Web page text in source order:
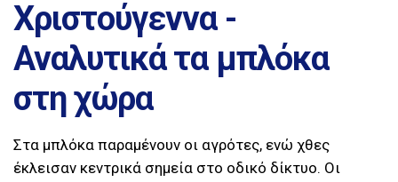
Χριστούγεννα -
Αναλυτικά τα μπλόκα
στη χώρα
Στα μπλόκα παραμένουν οι αγρότες, ενώ χθες
έκλεισαν κεντρικά σημεία στο οδικό δίκτυο. Οι